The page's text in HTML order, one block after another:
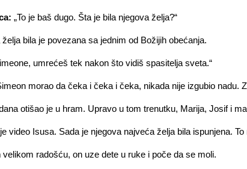
„To je baš dugo. Šta je bila njegova želja?“
želja bila je povezana sa jednim od Božijih obećanja.
umrećeš tek nakon što vidiš spasitelja sveta.“
morao da čeka i čeka i čeka, nikada nije izgubio nadu.
otišao je u hram. Upravo u tom trenutku, Marija, Josif i
video Isusa. Sada je njegova najveća želja bila ispunjena.
velikom radošću, on uze dete u ruke i poče da se moli.